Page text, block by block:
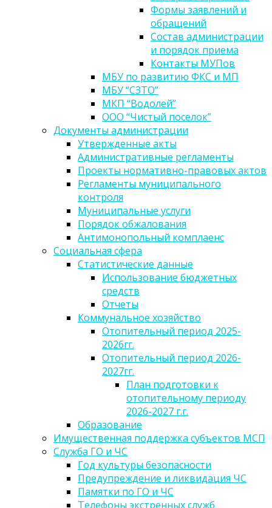
Формы заявлений и
обращений
Состав администрации
и порядок приема
Контакты МУПов
МБУ по развитию ФКС и МП
МБУ “СЗТО”
МКП “Водолей”
ООО “Чистый поселок”
Документы администрации
Утвержденные акты
Административные регламенты
Проекты нормативно-правовых актов
Регламенты муниципального
контроля
Муниципальные услуги
Порядок обжалования
Антимонопольный комплаенс
Социальная сфера
Статистические данные
Использование бюджетных
средств
Отчеты
Коммунальное хозяйство
Отопительный период 2025-
2026гг.
Отопительный период 2026-
2027гг.
План подготовки к
отопительному периоду
2026-2027 г.г.
Образование
Имущественная поддержка субъектов МСП
Служба ГО и ЧС
Год культуры безопасности
Предупреждение и ликвидация ЧС
Памятки по ГО и ЧС
Телефоны экстренных служб